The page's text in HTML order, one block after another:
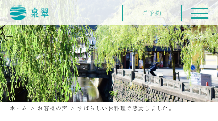
ホーム > お客様の声 > すばらしいお料理で感動しました。
ご予約